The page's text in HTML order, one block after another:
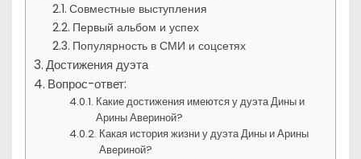
Совместные выступления
Первый альбом и успех
Популярность в СМИ и соцсетях
Достижения дуэта
Вопрос-ответ:
Какие достижения имеются у дуэта Дины и
Арины Авериной?
Какая история жизни у дуэта Дины и Арины
Авериной?